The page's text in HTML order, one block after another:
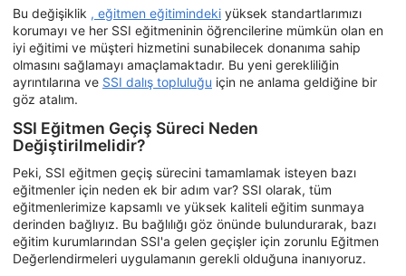
Bu değişiklik , eğitmen eğitimindeki yüksek standartlarımızı
korumayı ve her SSI eğitmeninin öğrencilerine mümkün olan en
iyi eğitimi ve müşteri hizmetini sunabilecek donanıma sahip
olmasını sağlamayı amaçlamaktadır. Bu yeni gerekliliğin
ayrıntılarına ve SSI dalış topluluğu için ne anlama geldiğine bir
göz atalım.
SSI Eğitmen Geçiş Süreci Neden
Değiştirilmelidir?
Peki, SSI eğitmen geçiş sürecini tamamlamak isteyen bazı
eğitmenler için neden ek bir adım var? SSI olarak, tüm
eğitmenlerimize kapsamlı ve yüksek kaliteli eğitim sunmaya
derinden bağlıyız. Bu bağlılığı göz önünde bulundurarak, bazı
eğitim kurumlarından SSI'a gelen geçişler için zorunlu Eğitmen
Değerlendirmeleri uygulamanın gerekli olduğuna inanıyoruz.